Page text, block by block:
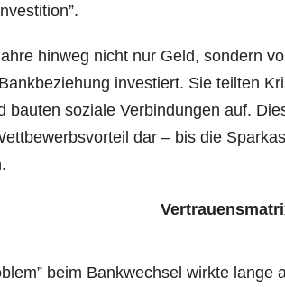
hin­weg nicht nur Geld, son­dern
inves­tiert. Sie teil­ten
bau­ten sozia­le Ver­bin­dun­gen auf.
dar – bis die
beim Bank­wech­sel wirk­te